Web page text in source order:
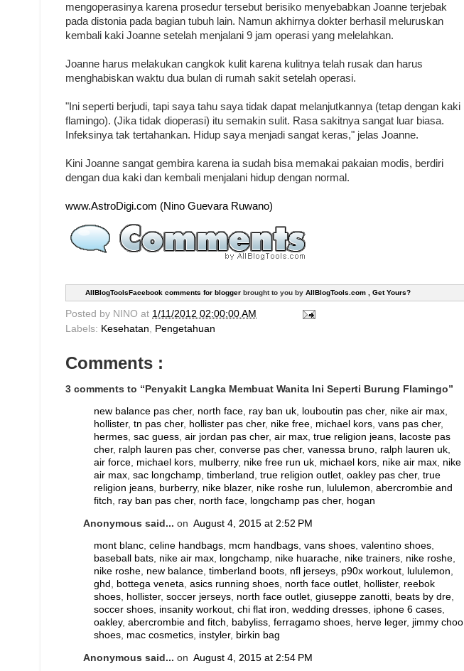
mengoperasinya karena prosedur tersebut berisiko menyebabkan Joanne terjebak
pada distonia pada bagian tubuh lain. Namun akhirnya dokter berhasil meluruskan
kembali kaki Joanne setelah menjalani 9 jam operasi yang melelahkan.
Joanne harus melakukan cangkok kulit karena kulitnya telah rusak dan harus
menghabiskan waktu dua bulan di rumah sakit setelah operasi.
"Ini seperti berjudi, tapi saya tahu saya tidak dapat melanjutkannya (tetap dengan kaki
flamingo). (Jika tidak dioperasi) itu semakin sulit. Rasa sakitnya sangat luar biasa.
Infeksinya tak tertahankan. Hidup saya menjadi sangat keras," jelas Joanne.
Kini Joanne sangat gembira karena ia sudah bisa memakai pakaian modis, berdiri
dengan dua kaki dan kembali menjalani hidup dengan normal.
www.AstroDigi.com (Nino Guevara Ruwano)
AllBlogToolsFacebook comments for blogger brought to you by AllBlogTools.com , Get Yours?
Posted by NINO at 1/11/2012 02:00:00 AM
Labels: Kesehatan, Pengetahuan
Comments :
3 comments to “Penyakit Langka Membuat Wanita Ini Seperti Burung Flamingo”
new balance pas cher, north face, ray ban uk, louboutin pas cher, nike air max,
hollister, tn pas cher, hollister pas cher, nike free, michael kors, vans pas cher,
hermes, sac guess, air jordan pas cher, air max, true religion jeans, lacoste pas
cher, ralph lauren pas cher, converse pas cher, vanessa bruno, ralph lauren uk,
air force, michael kors, mulberry, nike free run uk, michael kors, nike air max, nike
air max, sac longchamp, timberland , true religion outlet, oakley pas cher, true
religion jeans, burberry, nike blazer, nike roshe run, lululemon, abercrombie and
fitch, ray ban pas cher, north face, longchamp pas cher, hogan
Anonymous said... on August 4, 2015 at 2:52 PM
mont blanc, celine handbags, mcm handbags, vans shoes, valentino shoes,
baseball bats, nike air max, longchamp, nike huarache, nike trainers, nike roshe,
nike roshe, new balance, timberland boots, nfl jerseys, p90x workout, lululemon,
ghd , bottega veneta, asics running shoes, north face outlet, hollister, reebok
shoes, hollister, soccer jerseys, north face outlet, giuseppe zanotti, beats by dre,
soccer shoes, insanity workout, chi flat iron, wedding dresses, iphone 6 cases,
oakley, abercrombie and fitch, babyliss, ferragamo shoes, herve leger, jimmy choo
shoes, mac cosmetics, instyler, birkin bag
Anonymous said... on August 4, 2015 at 2:54 PM